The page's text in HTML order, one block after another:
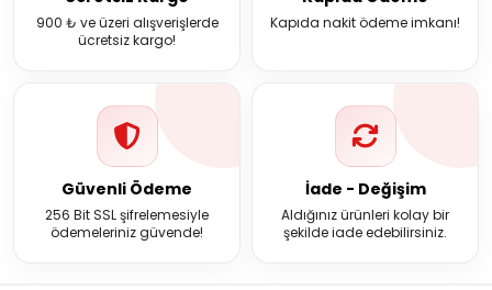
900 ₺ ve üzeri alışverişlerde
ücretsiz kargo!
Kapıda nakit ödeme imkanı!
Güvenli Ödeme
256 Bit SSL şifrelemesiyle
ödemeleriniz güvende!
İade - Değişim
Aldığınız ürünleri kolay bir
şekilde iade edebilirsiniz.